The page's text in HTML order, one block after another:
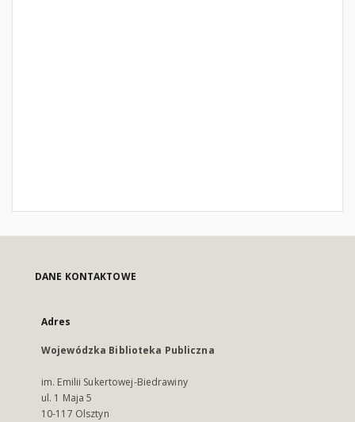
DANE KONTAKTOWE
Adres
Wojewódzka Biblioteka Publiczna
im. Emilii Sukertowej-Biedrawiny
ul. 1 Maja 5
10-117 Olsztyn